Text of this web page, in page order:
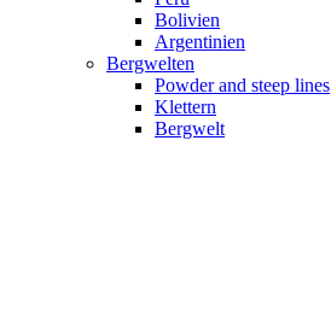
Bolivien
Argentinien
Bergwelten
Powder and steep lines
Klettern
Bergwelt